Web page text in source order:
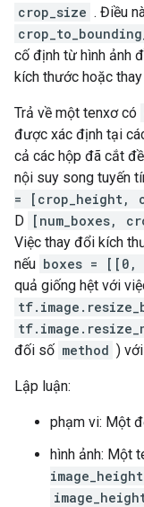
crop_size . Điều
cố định từ hình ảnh
kích thước hoặc
Trả về một tenxơ có
được xác định tại
cả các hộp đã cắt
nội suy song tuyến
= [crop_height,
D [num_boxes,
Việc thay đổi kích
nếu boxes =
quả giống hệt với
đối số method ) với
Lập luận:
phạm vi: Một
hình ảnh: Một